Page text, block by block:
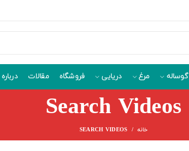
گوساله مرغ دریایی فروشگاه مقالات
Search Videos
خانه SEARCH VIDEOS